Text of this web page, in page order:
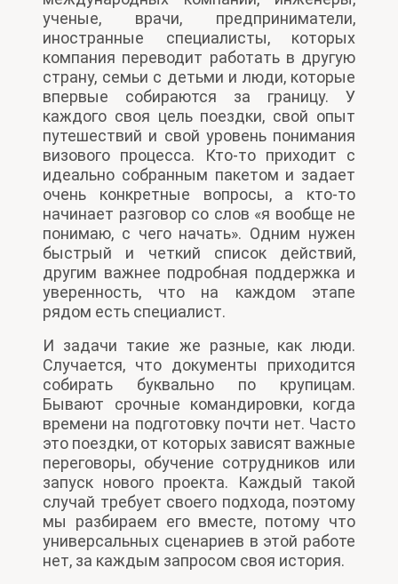
ученые, врачи, предприниматели,
иностранные специалисты, которых
компания переводит работать в другую
страну, семьи с детьми и люди, которые
впервые собираются за границу. У
каждого своя цель поездки, свой опыт
путешествий и свой уровень понимания
визового процесса. Кто-то приходит с
идеально собранным пакетом и задает
очень конкретные вопросы, а кто-то
начинает разговор со слов «я вообще не
понимаю, с чего начать». Одним нужен
быстрый и четкий список действий,
другим важнее подробная поддержка и
уверенность, что на каждом этапе
рядом есть специалист.
И задачи такие же разные, как люди.
Случается, что документы приходится
собирать буквально по крупицам.
Бывают срочные командировки, когда
времени на подготовку почти нет. Часто
это поездки, от которых зависят важные
переговоры, обучение сотрудников или
запуск нового проекта. Каждый такой
случай требует своего подхода, поэтому
мы разбираем его вместе, потому что
универсальных сценариев в этой работе
нет, за каждым запросом своя история.